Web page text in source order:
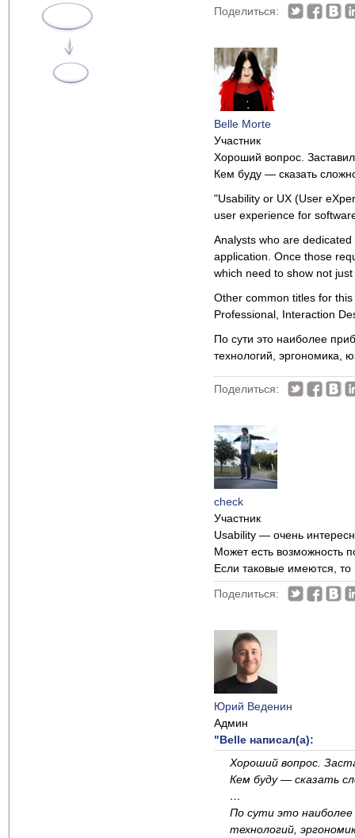
Поделиться:
Belle Morte
Участник
Хороший вопрос.
Кем буду — сказать
"Usability or UX (User
user experience for
Analysts who are
application. Once those
which need to show not
Other common titles for
Professional, Interaction
По сути это наиболее
технологий, эргономика,
Поделиться:
check
Участник
Usability — очень
Может есть возможность
Если таковые имеются,
Поделиться:
Юрий Веденин
Админ
"Belle написал(а):
Хороший вопрос.
Кем буду — сказать
…
По сути это наиболее
технологий,